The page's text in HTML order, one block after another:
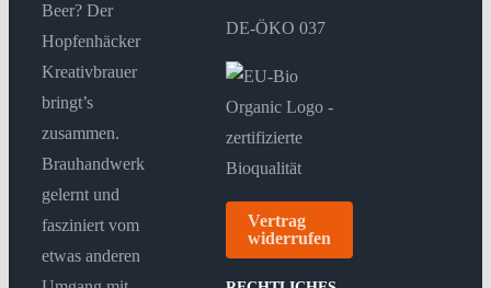
Beer? Der
Hopfenhäcker
Kreativbrauer
bringt’s
zusammen.
Brauhandwerk
gelernt und
fasziniert vom
etwas anderen
DE-ÖKO 037
Vertrag
widerrufen